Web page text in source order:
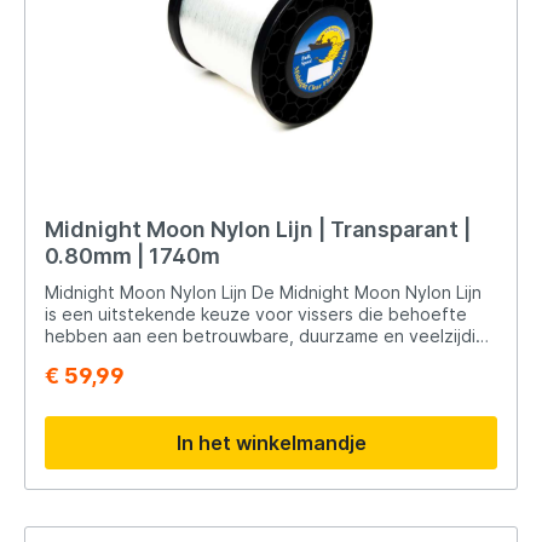
Midnight Moon Nylon Lijn | Transparant |
0.80mm | 1740m
Midnight Moon Nylon Lijn De Midnight Moon Nylon Lijn
is een uitstekende keuze voor vissers die behoefte
hebben aan een betrouwbare, duurzame en veelzijdige
de perfecte combinatie van sterkte, flexibiliteit en
aan visomstandigheden en toepassingen. Kenmerken:
Duurzaamheid: Deze vislijn is ontworpen om langdurige
prestaties te leveren. Het nylon materiaal is bestand
tegen slijtage, schuren en andere fysieke invloeden,
zowel zoet- als zoutwater. Veelzijdigheid: De Midnight
€ 59,99
In het winkelmandje